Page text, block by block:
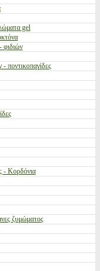
gel
φιδιών
ποντικοπαγίδες
- Κορδόνια
ζυμώματος